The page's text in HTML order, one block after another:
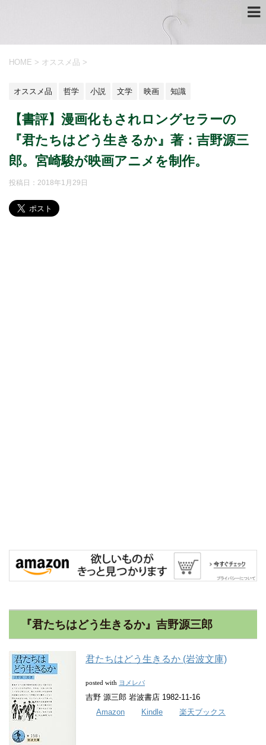
HOME > オススメ品 >
オススメ品 哲学 小説 文学 映画 知識
【書評】漫画化もされロングセラーの
『君たちはどう生きるか』著：吉野源三
郎。宮崎駿が映画アニメを制作。
投稿日： 2018年1月29日
『君たちはどう生きるか』吉野源三郎
君たちはどう生きるか (岩波文庫)
posted with ヨメレバ
吉野 源三郎 岩波書店 1982-11-16
Amazon
Kindle 楽天ブックス